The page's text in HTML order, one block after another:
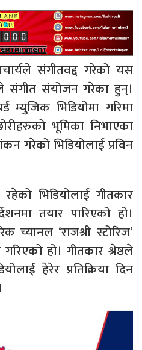
संगीतवद्द गरेको यस
संगीत संयोजन गरेका हुन्।
म्युजिक भिडियोमा गरिमा
भूमिका निभाएका
गरेको भिडियोलाई प्रविन
रहेको भिडियोलाई गीतकार
तयार पारिएको हो।
च्यानल ‘राजश्री स्टोरिज’
हो। गीतकार श्रेष्ठले
हेरेर प्रतिक्रिया दिन